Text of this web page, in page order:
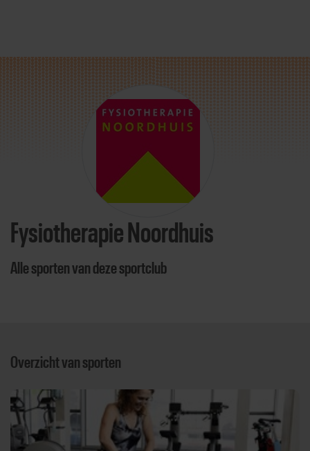
Direct door naar content
Fysiotherapie Noordhuis
Alle sporten van deze sportclub
Overzicht van sporten